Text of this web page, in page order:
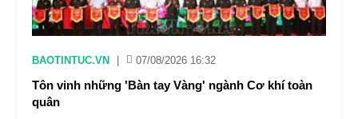
BAOTINTUC.VN 07/08/2026 16:32
Tôn vinh những 'Bàn tay Vàng' ngành Cơ khí toàn
quân